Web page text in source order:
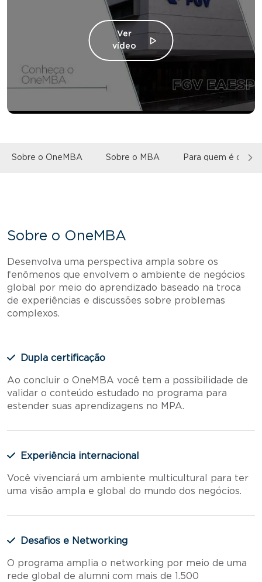
Ver
vídeo
Sobre o OneMBA Sobre o MBA Para quem é o
Sobre o OneMBA
Desenvolva uma perspectiva ampla sobre os
fenômenos que envolvem o ambiente de negócios
global por meio do aprendizado baseado na troca
de experiências e discussões sobre problemas
complexos.
Dupla certificação
Ao concluir o OneMBA você tem a possibilidade de
validar o conteúdo estudado no programa para
estender suas aprendizagens no MPA.
Experiência internacional
Você vivenciará um ambiente multicultural para ter
uma visão ampla e global do mundo dos negócios.
Desafios e Networking
O programa amplia o networking por meio de uma
rede global de alumni com mais de 1.500